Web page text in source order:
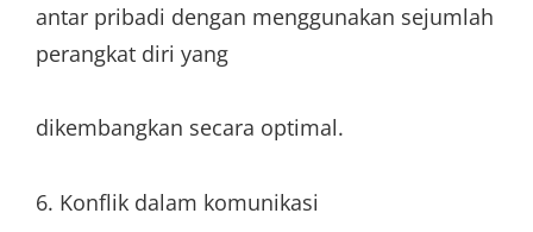
antar pribadi dengan menggunakan sejumlah
perangkat diri yang
dikembangkan secara optimal.
6. Konflik dalam komunikasi